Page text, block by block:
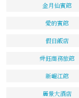
金月仙賓館
愛的賓館
假日飯店
舜鈺商務旅館
新崛江館
麗景大酒店